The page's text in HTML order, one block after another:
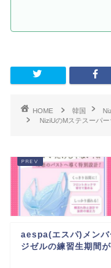
HOME 韓国
NiziUのMステスーパ
aespa(エスパ)メンバ
ジゼルの練習生期間